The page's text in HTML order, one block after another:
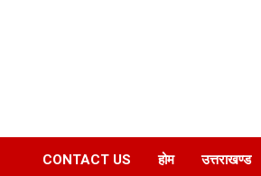
CONTACT US होम उत्तराखण्ड